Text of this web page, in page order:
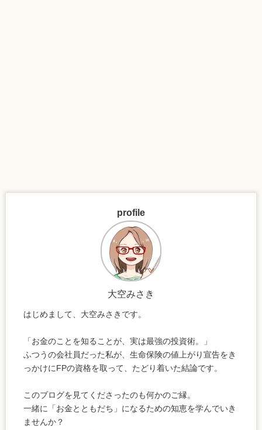
profile
大空みさき
はじめまして、大空みさきです。
「お金のことを知ることが、実は最強の投資術。」
ふつうの会社員だった私が、生命保険の値上がり宣告をき
っかけにFPの資格を取って、たどり着いた結論です。
このブログを見てくださったのも何かのご縁。
一緒に「お金とともだち」になるための知恵を学んでいき
ませんか？